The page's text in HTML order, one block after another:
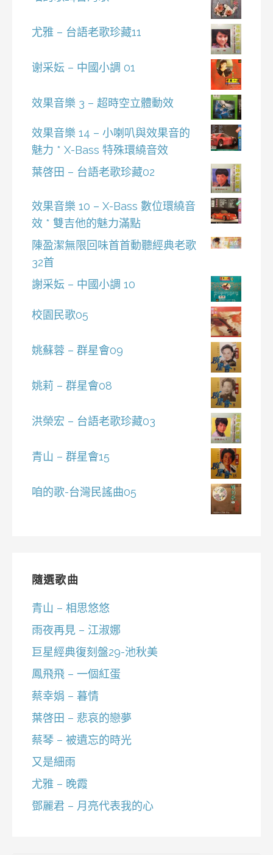
尤雅 – 台語老歌珍藏11
谢采妘 – 中國小調 01
效果音樂 3 – 超時空立體動效
效果音樂 14 – 小喇叭與效果音的
魅力 * X-Bass 特殊環繞音效
葉啓田 – 台語老歌珍藏02
效果音樂 10 – X-Bass 數位環繞音
效 * 雙吉他的魅力滿點
陳盈潔無限回味首首動聽經典老歌
32首
謝采妘 – 中國小調 10
校園民歌05
姚蘇蓉 – 群星會09
姚莉 – 群星會08
洪榮宏 – 台語老歌珍藏03
青山 – 群星會15
咱的歌-台灣民謠曲05
隨選歌曲
青山 – 相思悠悠
雨夜再見 – 江淑娜
巨星經典復刻盤29-池秋美
鳳飛飛 – 一個紅蛋
蔡幸娟 – 暮情
葉啓田 – 悲哀的戀夢
蔡琴 – 被遺忘的時光
又是細雨
尤雅 – 晚霞
鄧麗君 – 月亮代表我的心